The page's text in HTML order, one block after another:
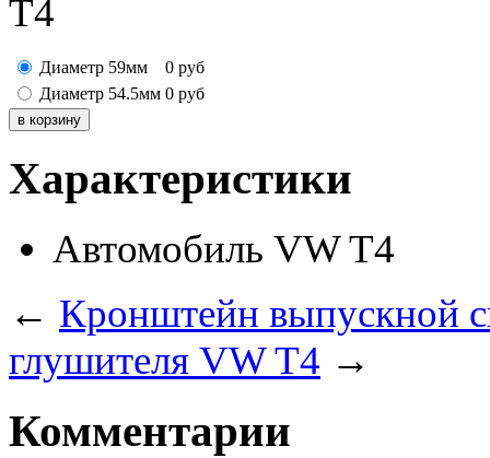
T4
Диаметр 59мм 0 руб
Диаметр 54.5мм 0 руб
Характеристики
Автомобиль VW T4
← Кронштейн выпускной
глушителя VW T4 →
Комментарии